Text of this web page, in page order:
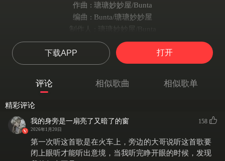
作曲 : 瑭瑭妙妙屋/Bunta
编曲 : Bunta/瑭瑭妙妙屋
制作人 : 瑭瑭妙妙屋/Bunta
病态脱敏
歌手：吴瑭
编曲：Bunta/瑭瑭妙妙屋
吉他：Bunta
浸湿黑夜梦里
我好像得了病
无法安抚情绪
下载APP 打开
评论 相似歌曲 相似歌单
精彩评论
我的身旁是一扇亮了又暗了的窗
2026年1月20日
158
第一次听这首歌是在火车上，旁边的大哥说听这首歌要
闭上眼听才能听出意境，当我听完睁开眼的时候，发现